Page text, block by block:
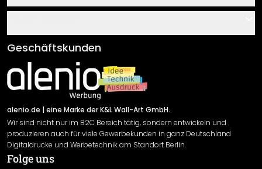
Über uns
Klebe- und Montageanleitungen
Newsletter An-/Abmeldung
Sendungsverfolgung
AGB
Impressum
Versand & Zahlung
Rücksendung
Widerrufsrecht
Datenschutzerklärung
Gewährleistung
Geschäftskunden
alenio.de | eine Marke der K&L Wall-Art GmbH.
Wir sind nicht nur im B2C Bereich tätig, sondern entwickeln und
produzieren auch für viele Gewerbekunden in ganz Deutschland
Digitaldrucke und Werbetechnik am Standort Berlin.
Folge uns